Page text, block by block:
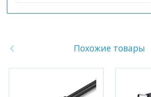
Похожие товары